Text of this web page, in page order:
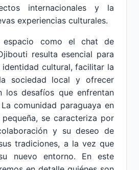
internacionales y la
experiencias culturales.
como el chat de
resulta esencial para
identidad cultural, facilitar la
sociedad local y ofrecer
los desafíos que enfrentan
comunidad paraguaya en
se caracteriza por
y su deseo de
tradiciones, a la vez que
nuevo entorno. En este